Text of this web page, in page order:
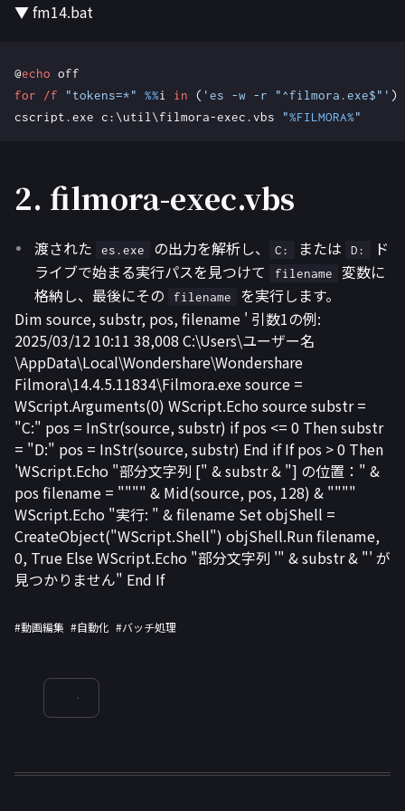
▼ fm14.bat
@echo
for
/f "tokens=*" %%i in ( 'es -w -r "^filmora.exe$"' )
cscript.exe c:\util\filmora-exec.vbs
"%FILMORA%"
2. filmora-exec.vbs
渡された es.exe の出力を解析し、 C: または D:
ド
ライブで始まる実行パスを見つけて
filename
変数に
格納し、最後にその
filename
を実行します。
Dim source, substr, pos, filename ' 引数1の例:
2025/03/12 10:11 38,008 C:\Users\ユーザー名
\AppData\Local\Wondershare\Wondershare
Filmora\14.4.5.11834\Filmora.exe source =
WScript.Arguments(0) WScript.Echo source substr =
"C:" pos = InStr(source, substr) if pos <= 0 Then substr
= "D:" pos = InStr(source, substr) End if If pos > 0 Then
'WScript.Echo "部分文字列 [" & substr & "] の位置：" &
pos filename = """" & Mid(source, pos, 128) & """"
WScript.Echo "実行: " & filename Set objShell =
CreateObject("WScript.Shell") objShell.Run filename,
0, True Else WScript.Echo "部分文字列 '" & substr & "' が
見つかりません" End If
#動画編集 #自動化 #バッチ処理